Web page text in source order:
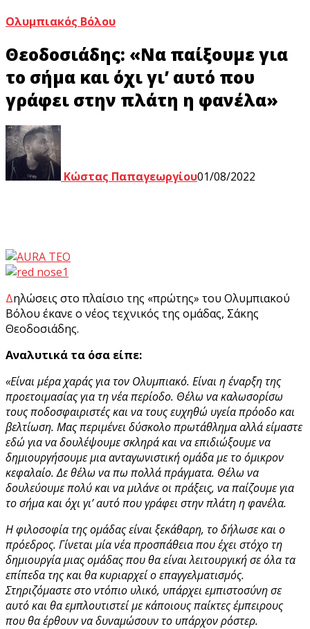
Ολυμπιακός Βόλου
Θεοδοσιάδης: «Να παίξουμε για
το σήμα και όχι γι’ αυτό που
γράφει στην πλάτη η φανέλα»
Κώστας Παπαγεωργίου01/08/2022
Δηλώσεις στο πλαίσιο της «πρώτης» του Ολυμπιακού
Βόλου έκανε ο νέος τεχνικός της ομάδας, Σάκης
Θεοδοσιάδης.
Αναλυτικά τα όσα είπε:
«Είναι μέρα χαράς για τον Ολυμπιακό. Είναι η έναρξη της
προετοιμασίας για τη νέα περίοδο. Θέλω να καλωσορίσω
τους ποδοσφαιριστές και να τους ευχηθώ υγεία πρόοδο και
βελτίωση. Μας περιμένει δύσκολο πρωτάθλημα αλλά είμαστε
εδώ για να δουλέψουμε σκληρά και να επιδιώξουμε να
δημιουργήσουμε μια ανταγωνιστική ομάδα με το όμικρον
κεφαλαίο. Δε θέλω να πω πολλά πράγματα. Θέλω να
δουλεύουμε πολύ και να μιλάνε οι πράξεις, να παίζουμε για
το σήμα και όχι γι’ αυτό που γράφει στην πλάτη η φανέλα.
Η φιλοσοφία της ομάδας είναι ξεκάθαρη, το δήλωσε και ο
πρόεδρος. Γίνεται μία νέα προσπάθεια που έχει στόχο τη
δημιουργία μιας ομάδας που θα είναι λειτουργική σε όλα τα
επίπεδα της και θα κυριαρχεί ο επαγγελματισμός.
Στηριζόμαστε στο ντόπιο υλικό, υπάρχει εμπιστοσύνη σε
αυτό και θα εμπλουτιστεί με κάποιους παίκτες έμπειρους
που θα έρθουν να δυναμώσουν το υπάρχον ρόστερ.